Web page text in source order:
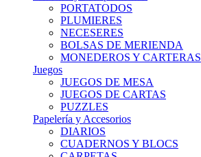
PORTATODOS
PLUMIERES
NECESERES
BOLSAS DE MERIENDA
MONEDEROS Y CARTERAS
Juegos
JUEGOS DE MESA
JUEGOS DE CARTAS
PUZZLES
Papelería y Accesorios
DIARIOS
CUADERNOS Y BLOCS